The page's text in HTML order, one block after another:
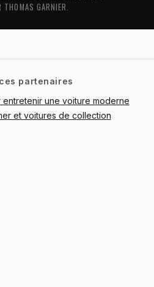
THOMAS GARNIER.
partenaires
une voiture moderne
et voitures de collection